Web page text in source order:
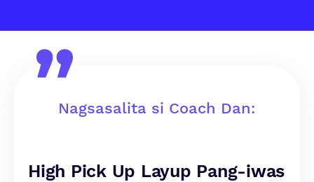
Nagsasalita si Coach Dan:
High Pick Up Layup Pang-iwas